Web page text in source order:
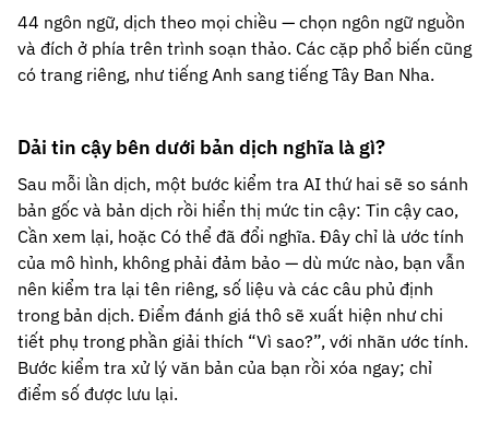
44 ngôn ngữ, dịch theo mọi chiều — chọn ngôn ngữ nguồn
và đích ở phía trên trình soạn thảo. Các cặp phổ biến cũng
có trang riêng, như tiếng Anh sang tiếng Tây Ban Nha.
Dải tin cậy bên dưới bản dịch nghĩa là gì?
Sau mỗi lần dịch, một bước kiểm tra AI thứ hai sẽ so sánh
bản gốc và bản dịch rồi hiển thị mức tin cậy: Tin cậy cao,
Cần xem lại, hoặc Có thể đã đổi nghĩa. Đây chỉ là ước tính
của mô hình, không phải đảm bảo — dù mức nào, bạn vẫn
nên kiểm tra lại tên riêng, số liệu và các câu phủ định
trong bản dịch. Điểm đánh giá thô sẽ xuất hiện như chi
tiết phụ trong phần giải thích “Vì sao?”, với nhãn ước tính.
Bước kiểm tra xử lý văn bản của bạn rồi xóa ngay; chỉ
điểm số được lưu lại.